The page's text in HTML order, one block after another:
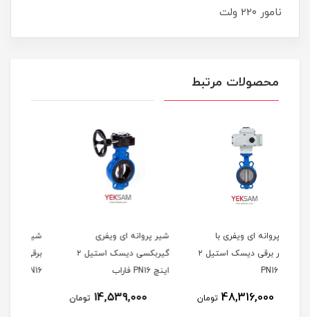
نامور ۲۲۰ ولت
محصولات مرتبط
شیر پروانه ای ویفری
اینچ PN16 فاراب
14,539,000
شیر پروانه ای لاگ با عملگر
PN16 فاراب
64,100,000